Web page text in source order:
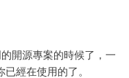
開源專案的時候了，一
經在使用的了。